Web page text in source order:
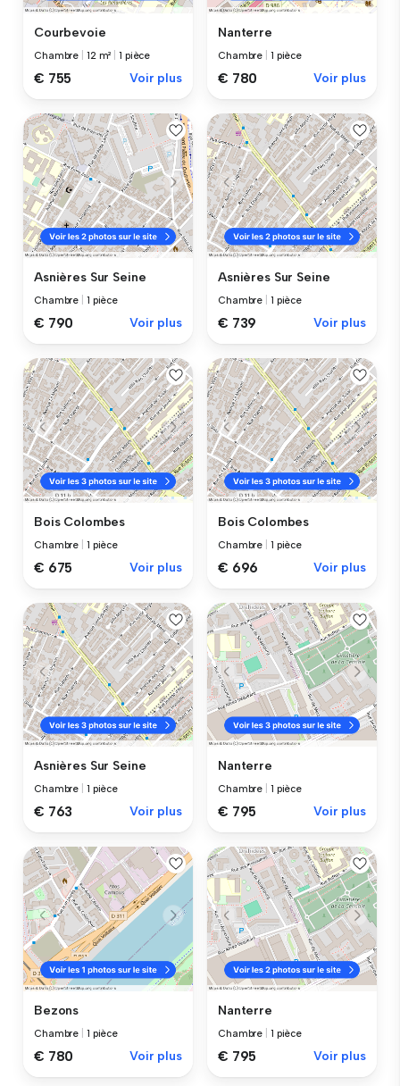
Courbevoie
Chambre 12 m² |1 pièce
€ 755 Voir plus
Nanterre
Chambre 1 pièce
€ 780 Voir plus
Asnières Sur Seine
Chambre 1 pièce
€ 790 Voir plus
Asnières Sur Seine
Chambre 1 pièce
€ 739 Voir plus
Bois Colombes
Chambre 1 pièce
€ 675 Voir plus
Bois Colombes
Chambre 1 pièce
€ 696 Voir plus
Asnières Sur Seine
Chambre 1 pièce
€ 763 Voir plus
Nanterre
Chambre 1 pièce
€ 795 Voir plus
Bezons
Chambre 1 pièce
€ 780 Voir plus
Nanterre
Chambre 1 pièce
€ 795 Voir plus